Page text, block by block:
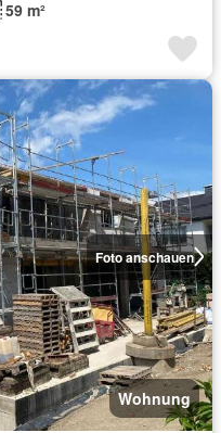
59 m²
Foto anschauen
Wohnung